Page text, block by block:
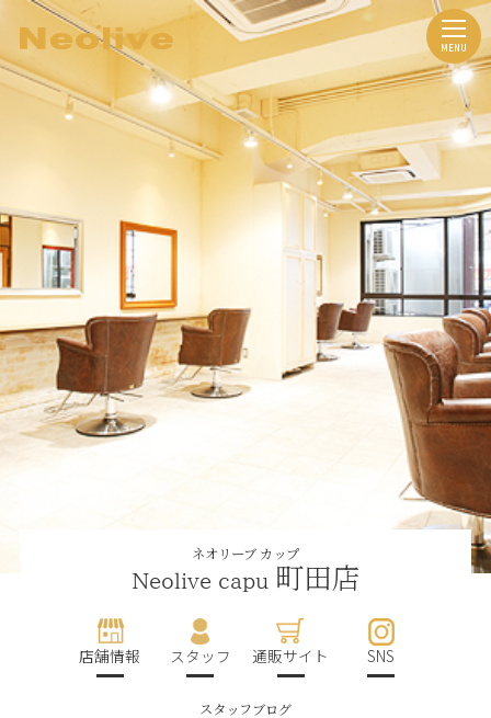
ネオリーブ カップ
Neolive capu 町田店
店舗情報 スタッフ 通販サイト SNS
スタッフブログ